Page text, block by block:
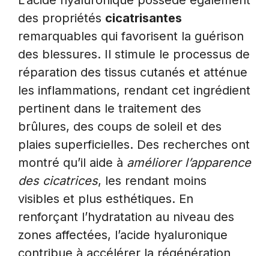
des propriétés cicatrisantes
remarquables qui favorisent la guérison
des blessures. Il stimule le processus de
réparation des tissus cutanés et atténue
les inflammations, rendant cet ingrédient
pertinent dans le traitement des
brûlures, des coups de soleil et des
plaies superficielles. Des recherches ont
montré qu’il aide à améliorer l’apparence
des cicatrices, les rendant moins
visibles et plus esthétiques. En
renforçant l’hydratation au niveau des
zones affectées, l’acide hyaluronique